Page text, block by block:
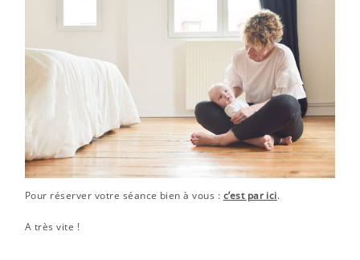
Pour réserver votre séance bien à vous : c’est par ici.
A très vite !